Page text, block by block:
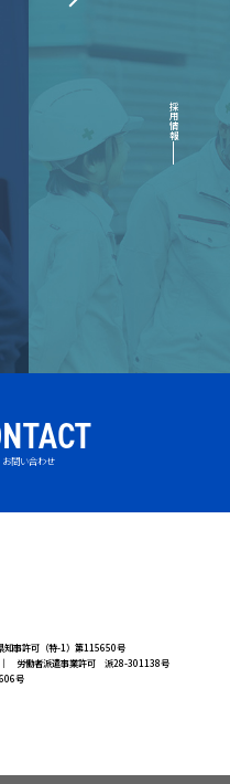
採用情報
お問い合わせ
事許可（特-1）第115650号
労働者派遣事業許可 派28-301138号
号